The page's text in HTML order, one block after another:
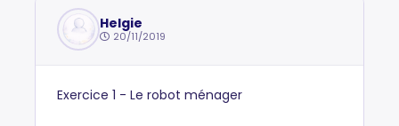
Helgie
20/11/2019
Exercice 1 - Le robot ménager